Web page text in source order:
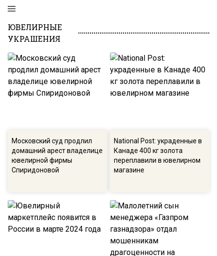
ЮВЕЛИРНЫЕ
УКРАШЕНИЯ
Московский суд продлил
домашний арест владелице
ювелирной фирмы
Спиридоновой
National Post: украденные в
Канаде 400 кг золота
переплавили в ювелирном
магазине